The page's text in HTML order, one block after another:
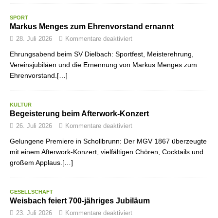
SPORT
Markus Menges zum Ehrenvorstand ernannt
28. Juli 2026 Kommentare deaktiviert
Ehrungsabend beim SV Dielbach: Sportfest, Meisterehrung,
Vereinsjubiläen und die Ernennung von Markus Menges zum
Ehrenvorstand.[…]
KULTUR
Begeisterung beim Afterwork-Konzert
26. Juli 2026 Kommentare deaktiviert
Gelungene Premiere in Schollbrunn: Der MGV 1867 überzeugte
mit einem Afterwork-Konzert, vielfältigen Chören, Cocktails und
großem Applaus.[…]
GESELLSCHAFT
Weisbach feiert 700-jähriges Jubiläum
23. Juli 2026 Kommentare deaktiviert